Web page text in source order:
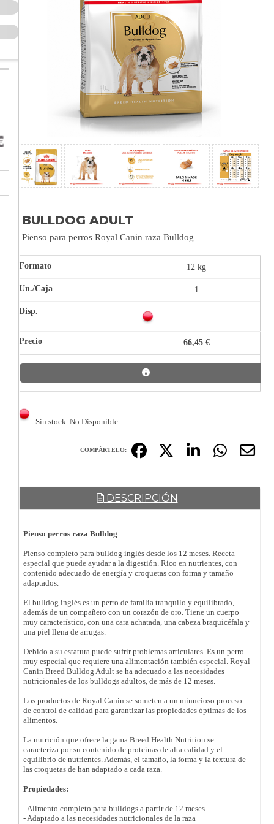
BULLDOG ADULT
Pienso para perros Royal Canin raza Bulldog
12 kg
1
66,45 €
Sin stock. No Disponible.
COMPÁRTELO:
DESCRIPCIÓN
Pienso perros raza Bulldog
Pienso completo para bulldog inglés desde los 12 meses. Receta
especial que puede ayudar a la digestión. Rico en nutrientes, con
contenido adecuado de energía y croquetas con forma y tamaño
adaptados.
El bulldog inglés es un perro de familia tranquilo y equilibrado,
además de un compañero con un corazón de oro. Tiene un cuerpo
muy característico, con una cara achatada, una cabeza braquicéfala y
una piel llena de arrugas.
Debido a su estatura puede sufrir problemas articulares. Es un perro
muy especial que requiere una alimentación también especial. Royal
Canin Breed Bulldog Adult se ha adecuado a las necesidades
nutricionales de los bulldogs adultos, de más de 12 meses.
Los productos de Royal Canin se someten a un minucioso proceso
de control de calidad para garantizar las propiedades óptimas de los
alimentos.
La nutrición que ofrece la gama Breed Health Nutrition se
caracteriza por su contenido de proteínas de alta calidad y el
equilibrio de nutrientes. Además, el tamaño, la forma y la textura de
las croquetas de han adaptado a cada raza.
Propiedades:
- Alimento completo para bulldogs a partir de 12 meses
- Adaptado a las necesidades nutricionales de la raza